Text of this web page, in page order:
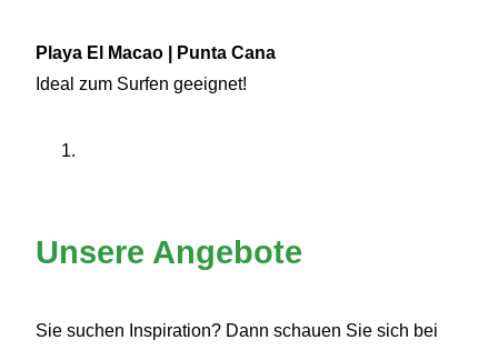
Playa El Macao | Punta Cana
Ideal zum Surfen geeignet!
Unsere Angebote
Sie suchen Inspiration? Dann schauen Sie sich bei